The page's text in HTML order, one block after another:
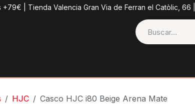
+79€ | Tienda Valencia Gran Via de Ferran el Catòlic, 66
HJC Casco HJC i80 Beige Arena Mate